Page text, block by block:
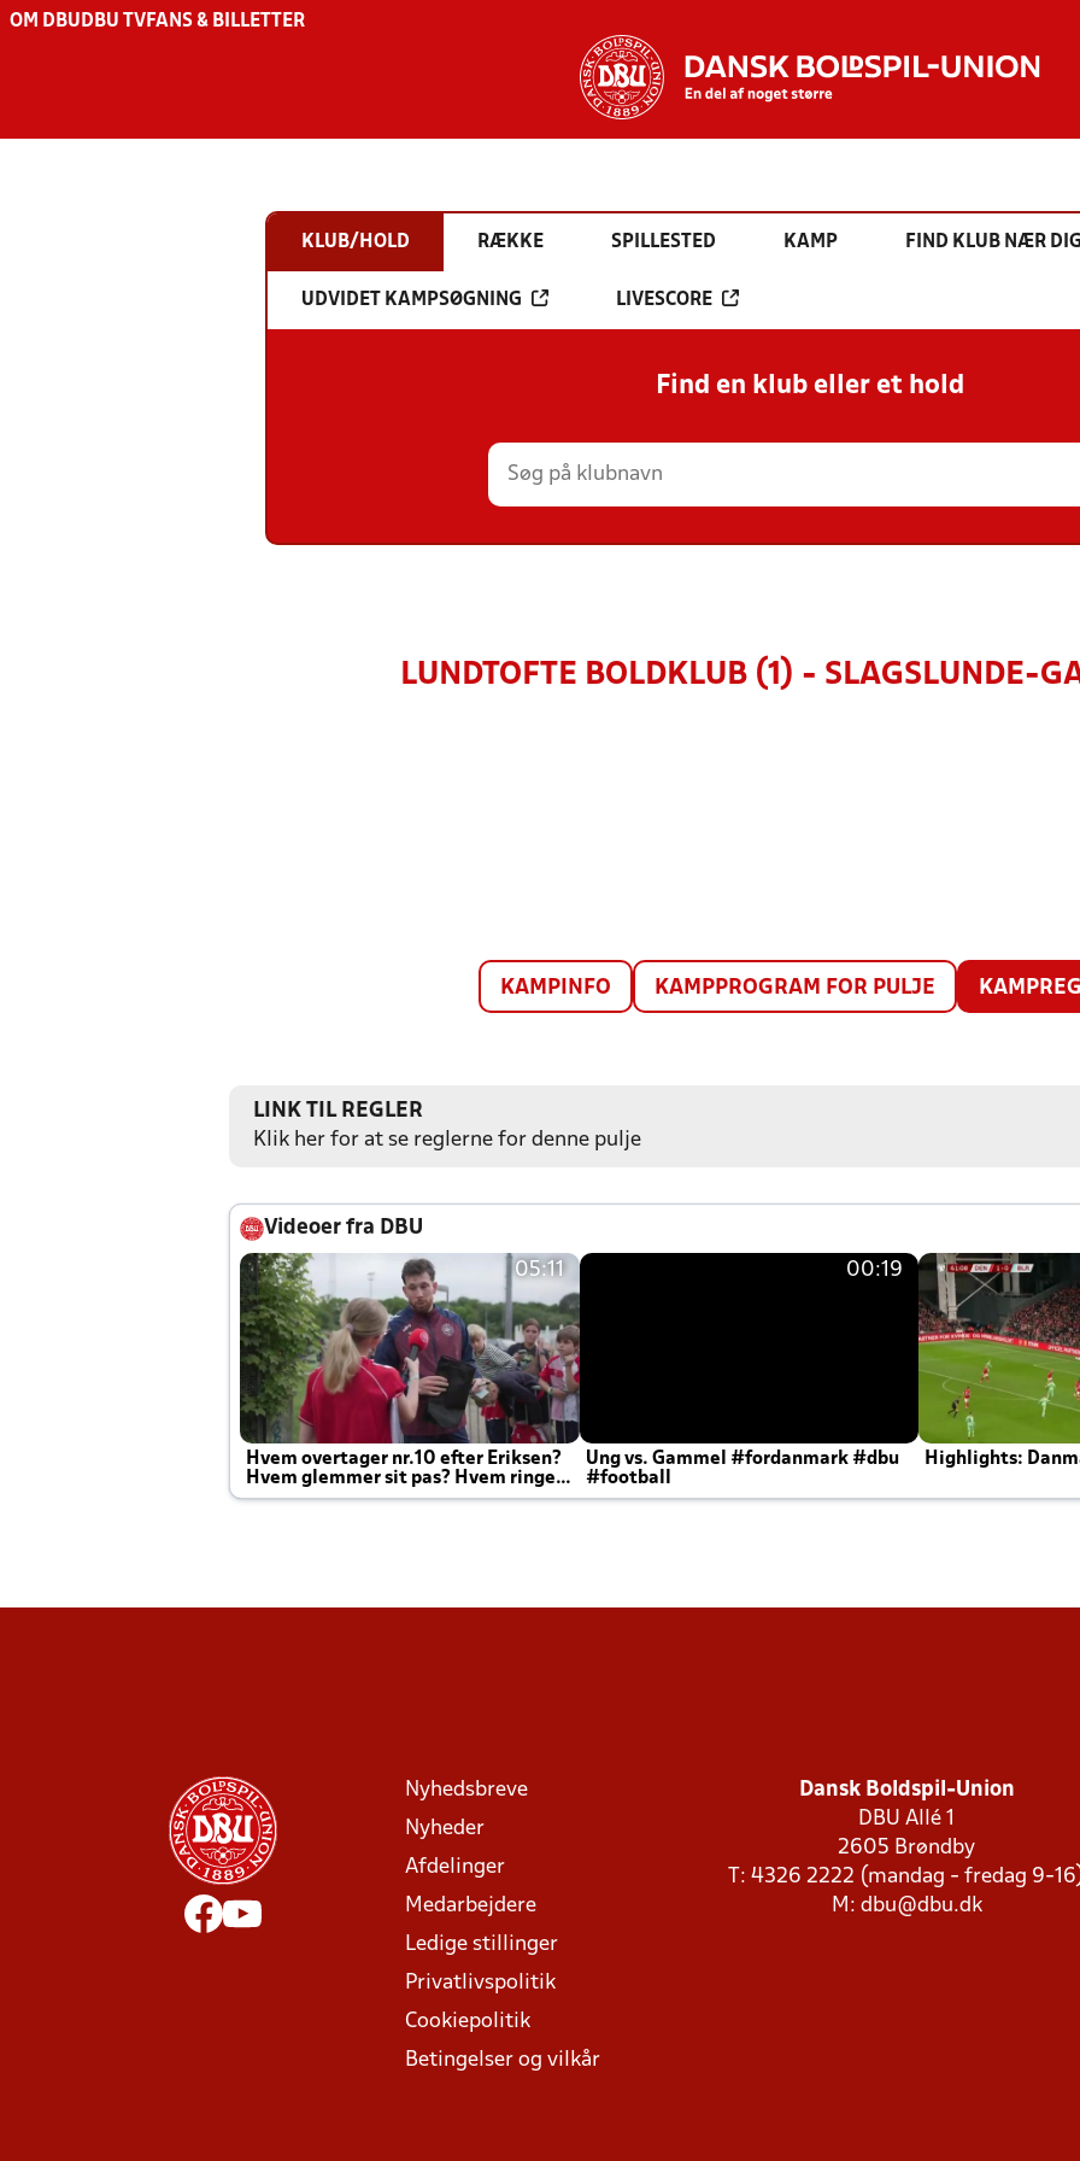
OM DBU DBU TV FANS & BILLETTER
KLUB/HOLD RÆKKE SPILLESTED KAMP FIND KLUB NÆR DIG
UDVIDET KAMPSØGNING LIVESCORE
Find en klub eller et hold
LUNDTOFTE BOLDKLUB (1) - SLAGSLUNDE-
KAMPINFO KAMPPROGRAM FOR PULJE
LINK TIL REGLER
Klik her for at se reglerne for denne pulje
Videoer fra DBU
05:11
Hvem overtager nr.10 efter Eriksen?
Hvem glemmer sit pas? Hvem ringer
Joachim altid til efter kampe?
00:19
Ung vs. Gammel #fordanmark #dbu
#football
Highlights:
Nyhedsbreve
Nyheder
Afdelinger
Medarbejdere
Ledige stillinger
Privatlivspolitik
Cookiepolitik
Betingelser og vilkår
Dansk Boldspil-Union
DBU Allé 1
2605 Brøndby
T: 4326 2222 (mandag - fredag 9-
M: dbu@dbu.dk